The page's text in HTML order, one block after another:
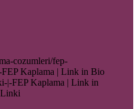
cozumleri/fep-
FEP Kaplama | Link in Bio
|-FEP Kaplama | Link in